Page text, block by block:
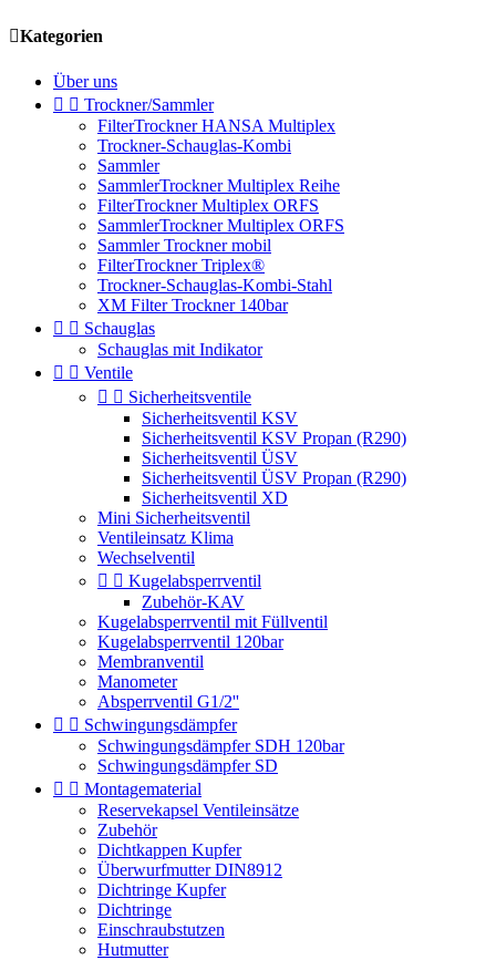
Kategorien
Über uns
  Trockner/Sammler
FilterTrockner HANSA Multiplex
Trockner-Schauglas-Kombi
Sammler
SammlerTrockner Multiplex Reihe
FilterTrockner Multiplex ORFS
SammlerTrockner Multiplex ORFS
Sammler Trockner mobil
FilterTrockner Triplex®
Trockner-Schauglas-Kombi-Stahl
XM Filter Trockner 140bar
  Schauglas
Schauglas mit Indikator
  Ventile
  Sicherheitsventile
Sicherheitsventil KSV
Sicherheitsventil KSV Propan (R290)
Sicherheitsventil ÜSV
Sicherheitsventil ÜSV Propan (R290)
Sicherheitsventil XD
Mini Sicherheitsventil
Ventileinsatz Klima
Wechselventil
  Kugelabsperrventil
Zubehör-KAV
Kugelabsperrventil mit Füllventil
Kugelabsperrventil 120bar
Membranventil
Manometer
Absperrventil G1/2''
  Schwingungsdämpfer
Schwingungsdämpfer SDH 120bar
Schwingungsdämpfer SD
  Montagematerial
Reservekapsel Ventileinsätze
Zubehör
Dichtkappen Kupfer
Überwurfmutter DIN8912
Dichtringe Kupfer
Dichtringe
Einschraubstutzen
Hutmutter